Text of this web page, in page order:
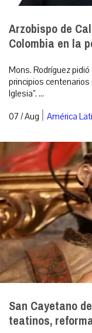
Arzobispo de
Colombia en la
Mons. Rodríguez
principios centenarios
Iglesia”. ...
07 / Aug | América
San Cayetano
teatinos,